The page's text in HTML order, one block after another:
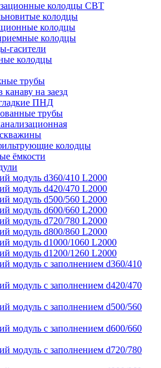
колодцы СВТ
колодцы
колодцы
колодцы
гасители
колодцы
трубы
на заезд
ПНД
трубы
колодцы
ёмкости
модуль d360/410 L2000
модуль d420/470 L2000
модуль d500/560 L2000
модуль d600/660 L2000
модуль d720/780 L2000
модуль d800/860 L2000
модуль d1000/1060 L2000
модуль d1200/1260 L2000
модуль с заполнением d360/410
модуль с заполнением d420/470
модуль с заполнением d500/560
модуль с заполнением d600/660
модуль с заполнением d720/780